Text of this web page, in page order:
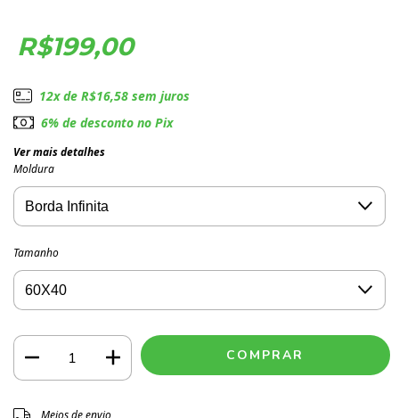
R$199,00
12x de R$16,58sem juros
6% de desconto no Pix
Ver mais detalhes
Moldura
Tamanho
Entregas para o CEP: